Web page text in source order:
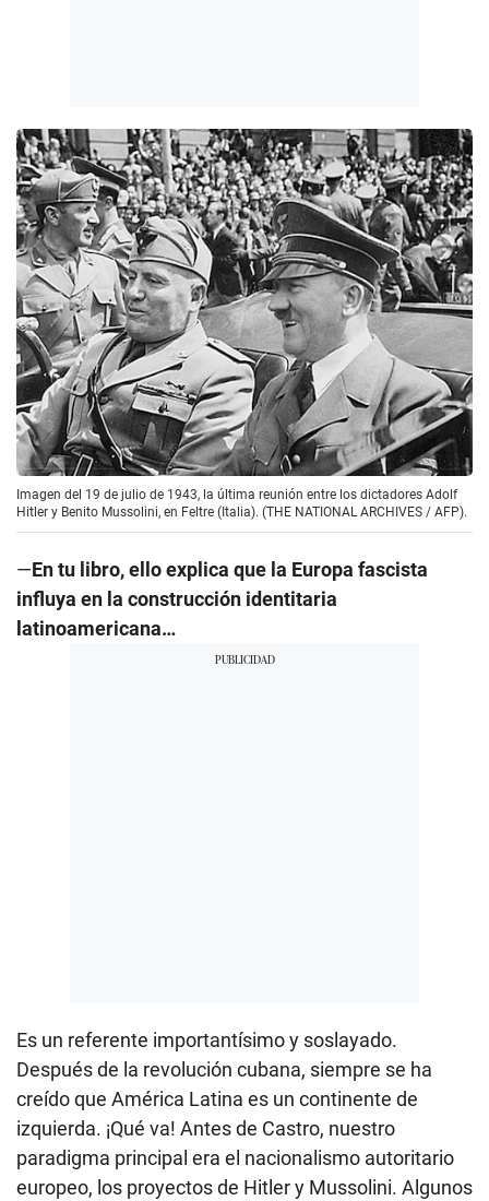
Imagen del 19 de julio de 1943, la última reunión entre los dictadores Adolf
Hitler y Benito Mussolini, en Feltre (Italia). (THE NATIONAL ARCHIVES / AFP).
—En tu libro, ello explica que la Europa fascista
influya en la construcción identitaria
latinoamericana…
Es un referente importantísimo y soslayado.
Después de la revolución cubana, siempre se ha
creído que América Latina es un continente de
izquierda. ¡Qué va! Antes de Castro, nuestro
paradigma principal era el nacionalismo autoritario
europeo, los proyectos de Hitler y Mussolini. Algunos